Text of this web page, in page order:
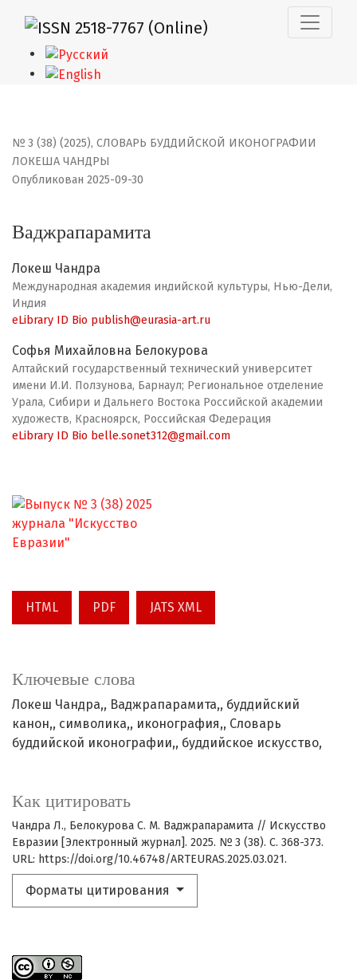
№ 3 (38) (2025), СЛОВАРЬ БУДДИЙСКОЙ ИКОНОГРАФИИ
ЛОКЕША ЧАНДРЫ
Ваджрапарамита
Опубликован 2025-09-30
Локеш Чандра
Международная академия индийской культуры, Нью-Дели,
Индия
eLibrary ID Bio publish@eurasia-art.ru
Софья Михайловна Белокурова
Алтайский государственный технический университет
имени И.И. Ползунова, Барнаул; Региональное отделение
Урала, Сибири и Дальнего Востока Российской академии
художеств, Красноярск, Российская Федерация
eLibrary ID Bio belle.sonet312@gmail.com
HTML PDF JATS XML
Ключевые слова
Локеш Чандра, Ваджрапарамита, буддийский
канон, символика, иконография, Словарь
буддийской иконографии, буддийское искусство,
Как цитировать
Чандра Л., Белокурова С. М. Ваджрапарамита // Искусство
Евразии [Электронный журнал]. 2025. № 3 (38). С. 368-373.
URL: https://doi.org/10.46748/ARTEURAS.2025.03.021.
Форматы цитирования